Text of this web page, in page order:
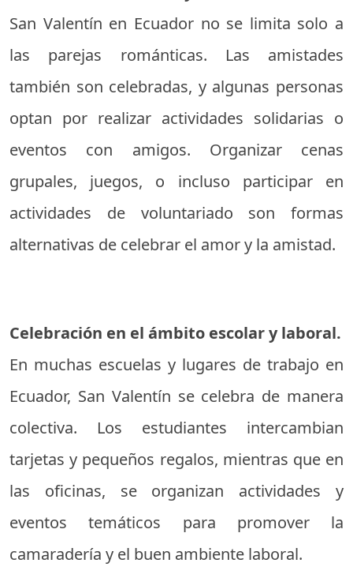
San Valentín en Ecuador no se limita solo a
las parejas románticas. Las amistades
también son celebradas, y algunas personas
optan por realizar actividades solidarias o
eventos con amigos. Organizar cenas
grupales, juegos, o incluso participar en
actividades de voluntariado son formas
alternativas de celebrar el amor y la amistad.
Celebración en el ámbito escolar y laboral.
En muchas escuelas y lugares de trabajo en
Ecuador, San Valentín se celebra de manera
colectiva. Los estudiantes intercambian
tarjetas y pequeños regalos, mientras que en
las oficinas, se organizan actividades y
eventos temáticos para promover la
camaradería y el buen ambiente laboral.